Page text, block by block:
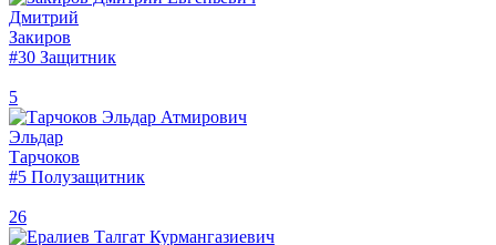
Дмитрий
Закиров
#30 Защитник
5
Эльдар
Тарчоков
#5 Полузащитник
26